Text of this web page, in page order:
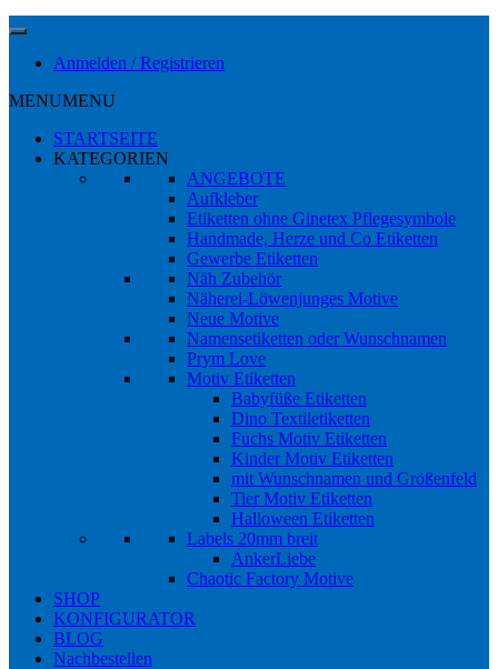
Anmelden / Registrieren
MENUMENU
STARTSEITE
KATEGORIEN
ANGEBOTE
Aufkleber
Etiketten ohne Ginetex Pflegesymbole
Handmade, Herze und Co Etiketten
Gewerbe Etiketten
Näh Zubehör
Näherei-Löwenjunges Motive
Neue Motive
Namensetiketten oder Wunschnamen
Prym Love
Motiv Etiketten
Babyfüße Etiketten
Dino Textiletiketten
Fuchs Motiv Etiketten
Kinder Motiv Etiketten
mit Wunschnamen und Größenfeld
Tier Motiv Etiketten
Halloween Etiketten
Labels 20mm breit
AnkerLiebe
Chaotic Factory Motive
SHOP
KONFIGURATOR
BLOG
Nachbestellen